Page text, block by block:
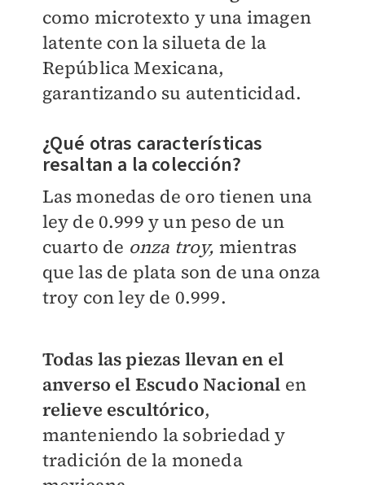
como microtexto y una imagen
latente con la silueta de la
República Mexicana,
garantizando su autenticidad.
¿Qué otras características
resaltan a la colección?
Las monedas de oro tienen una
ley de 0.999 y un peso de un
cuarto de onza troy, mientras
que las de plata son de una onza
troy con ley de 0.999.
Todas las piezas llevan en el
anverso el Escudo Nacional en
relieve escultórico,
manteniendo la sobriedad y
tradición de la moneda